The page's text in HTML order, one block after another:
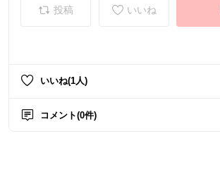
投稿 いいね
いいね(1人)
コメント(0件)